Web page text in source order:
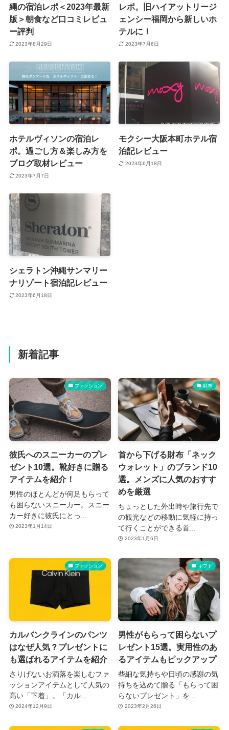
縄の宿泊レポ＜2023年最新
版＞朝食など口コミレビュ
ー評判
2023年8月29日
レポ。旧ハイアットリージ
ェンシー福岡から新しいホ
テルに！
2023年7月6日
ホテルヴィソンの宿泊レ
ポ。過ごし方＆楽しみ方を
ブログ取材レビュー
2023年7月7日
モクシー大阪本町ホテル宿
泊記レビュー
2023年6月18日
シェラトン沖縄サンマリー
ナリゾート宿泊記レビュー
2023年6月18日
新着記事
ファッション
彼氏へのスニーカーのプレ
ゼント10選。靴好きに贈る
アイテムを紹介！
男性のほとんどが何足もらって
も困らないスニーカー。スニー
カー好きに彼氏にとっ...
2023年1月14日
財布
首から下げる財布「ネック
ウォレット」のブランド10
選。メンズに人気のおすす
めを厳選
ちょっとした外出時や旅行先で
の観光などの移動に気軽に持っ
て行くことができる首...
2023年1月6日
ファッション
カルバンクラインのパンツ
はなぜ人気？プレゼントに
も選ばれるアイテムを紹介
さりげないお洒落を楽しむファ
ッションアイテムとして人気の
高い「下着」。「カル...
2024年12月9日
ギフト
男性がもらって困らないプ
レゼント15選。実用性のあ
るアイテムもピックアップ
些細な気持ちや日頃の感謝の気
持ちを込めて贈る「もらって困
らないプレゼント」を...
2023年2月26日